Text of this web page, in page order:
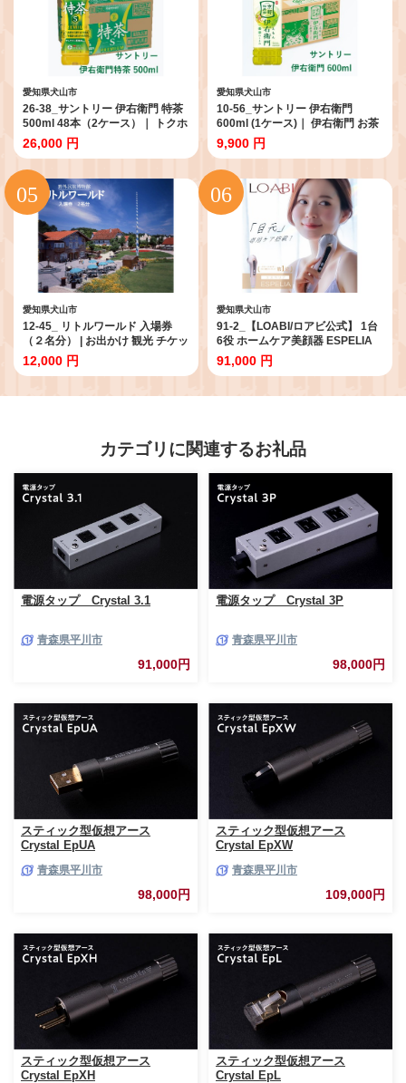
愛知県犬山市
26-38_サントリー 伊右衛門 特茶
500ml 48本（2ケース）｜ トクホ
特保 特定保健用食品 お茶 清涼飲
料 ペットボトル 緑茶 2ケース 48
本 脂肪 体脂肪 脂肪分解 お食事 食
事 飲料 ドリンク 飲料類 ケルセチ
ン ケルセチンゴールド ケルセチ
ン配糖体 愛知 愛知県
26,000 円
愛知県犬山市
10-56_サントリー 伊右衛門
600ml (1ケース)｜ 伊右衛門 お茶
清涼飲料 ペットボトル 1ケース
24本 600ml お食事 食事 飲料 ドリ
ンク ストック 飲料類 愛知県 犬山
市 尾張 名古屋
9,900 円
愛知県犬山市
12-45_ リトルワールド 入場券
（２名分） | お出かけ 観光 チケッ
ト 犬山 体験 世界一周 小旅行 体験
世界 博物館 グルメ 世界のグルメ
ケット 野外 民族博物館 大人 2名
12,000 円
愛知県犬山市
91-2_【LOABI/ロアビ公式】 1台
6役 ホームケア美顔器 ESPELIA
エスペリア｜ 美顔器 ems 目元 目
元ケア イオン導入美顔器 rf美顔器
エスペリア 愛知県 岐阜県 名古屋
91,000 円
カテゴリに関連するお礼品
電源タップ Crystal 3.1
青森県平川市
91,000円
電源タップ Crystal 3P
青森県平川市
98,000円
スティック型仮想アース
Crystal EpUA
青森県平川市
98,000円
スティック型仮想アース
Crystal EpXW
青森県平川市
109,000円
スティック型仮想アース
Crystal EpXH
スティック型仮想アース
Crystal EpL